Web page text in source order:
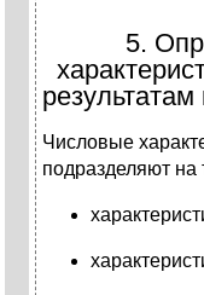
5.
Числовые
подразделяют на